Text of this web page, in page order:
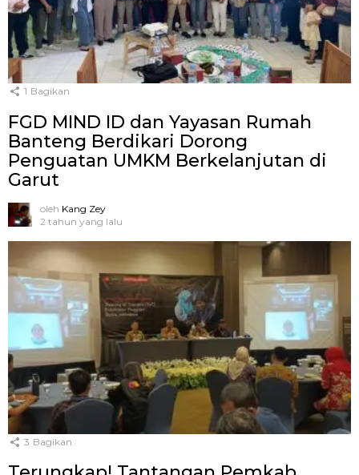
1 Bagikan
FGD MIND ID dan Yayasan Rumah
Banteng Berdikari Dorong
Penguatan UMKM Berkelanjutan di
Garut
oleh Kang Zey
2 tahun yang lalu
3 Bagikan